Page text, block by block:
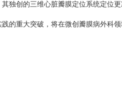
独创的三维心脏瓣膜定位系统定位
的重大突破，将在微创瓣膜病外科